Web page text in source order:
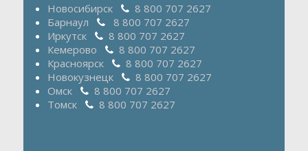
Новосибирск
8 800 707 2627
Барнаул
8 800 707 2627
Иркутск
8 800 707 2627
Кемерово
8 800 707 2627
Красноярск
8 800 707 2627
Новокузнецк
8 800 707 2627
Омск
8 800 707 2627
Томск
8 800 707 2627